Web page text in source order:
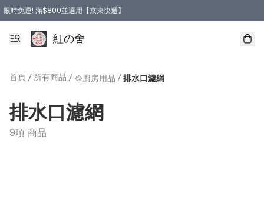
限時免運! 滿$800並選用【京東快遞】
紅の舍
首頁 / 所有商品 / 🥘廚房用品 / 排水口濾網
排水口濾網
9項 商品